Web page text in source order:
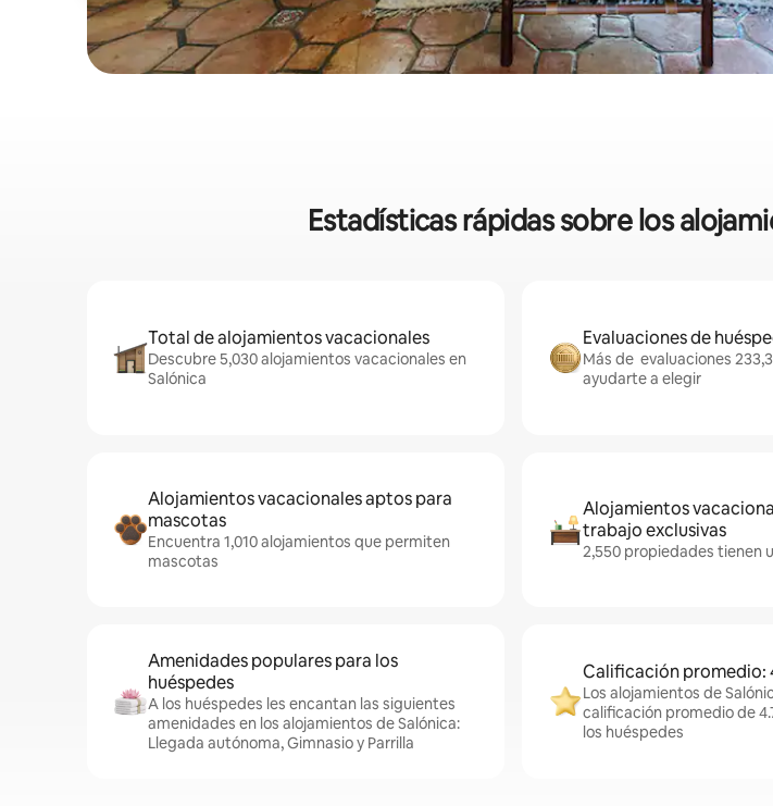
Estadísticas rápidas sobre los
Total de alojamientos vacacionales
Descubre 5,030 alojamientos vacacionales en
Salónica
Evaluaciones de
Más de evaluaciones
ayudarte a elegir
Alojamientos vacacionales aptos para
mascotas
Encuentra 1,010 alojamientos que permiten
mascotas
Alojamientos
trabajo exclusivas
2,550 propiedades tienen
Amenidades populares para los
huéspedes
A los huéspedes les encantan las siguientes
amenidades en los alojamientos de Salónica:
Llegada autónoma, Gimnasio y Parrilla
Calificación promedio:
Los alojamientos de
calificación promedio de
los huéspedes